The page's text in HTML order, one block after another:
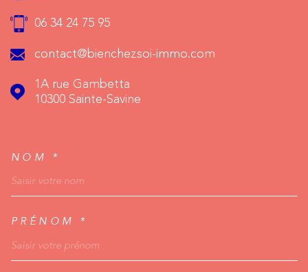
06 34 24 75 95
contact@bienchezsoi-immo.com
1A rue Gambetta
10300 Sainte-Savine
NOM *
PRÉNOM *